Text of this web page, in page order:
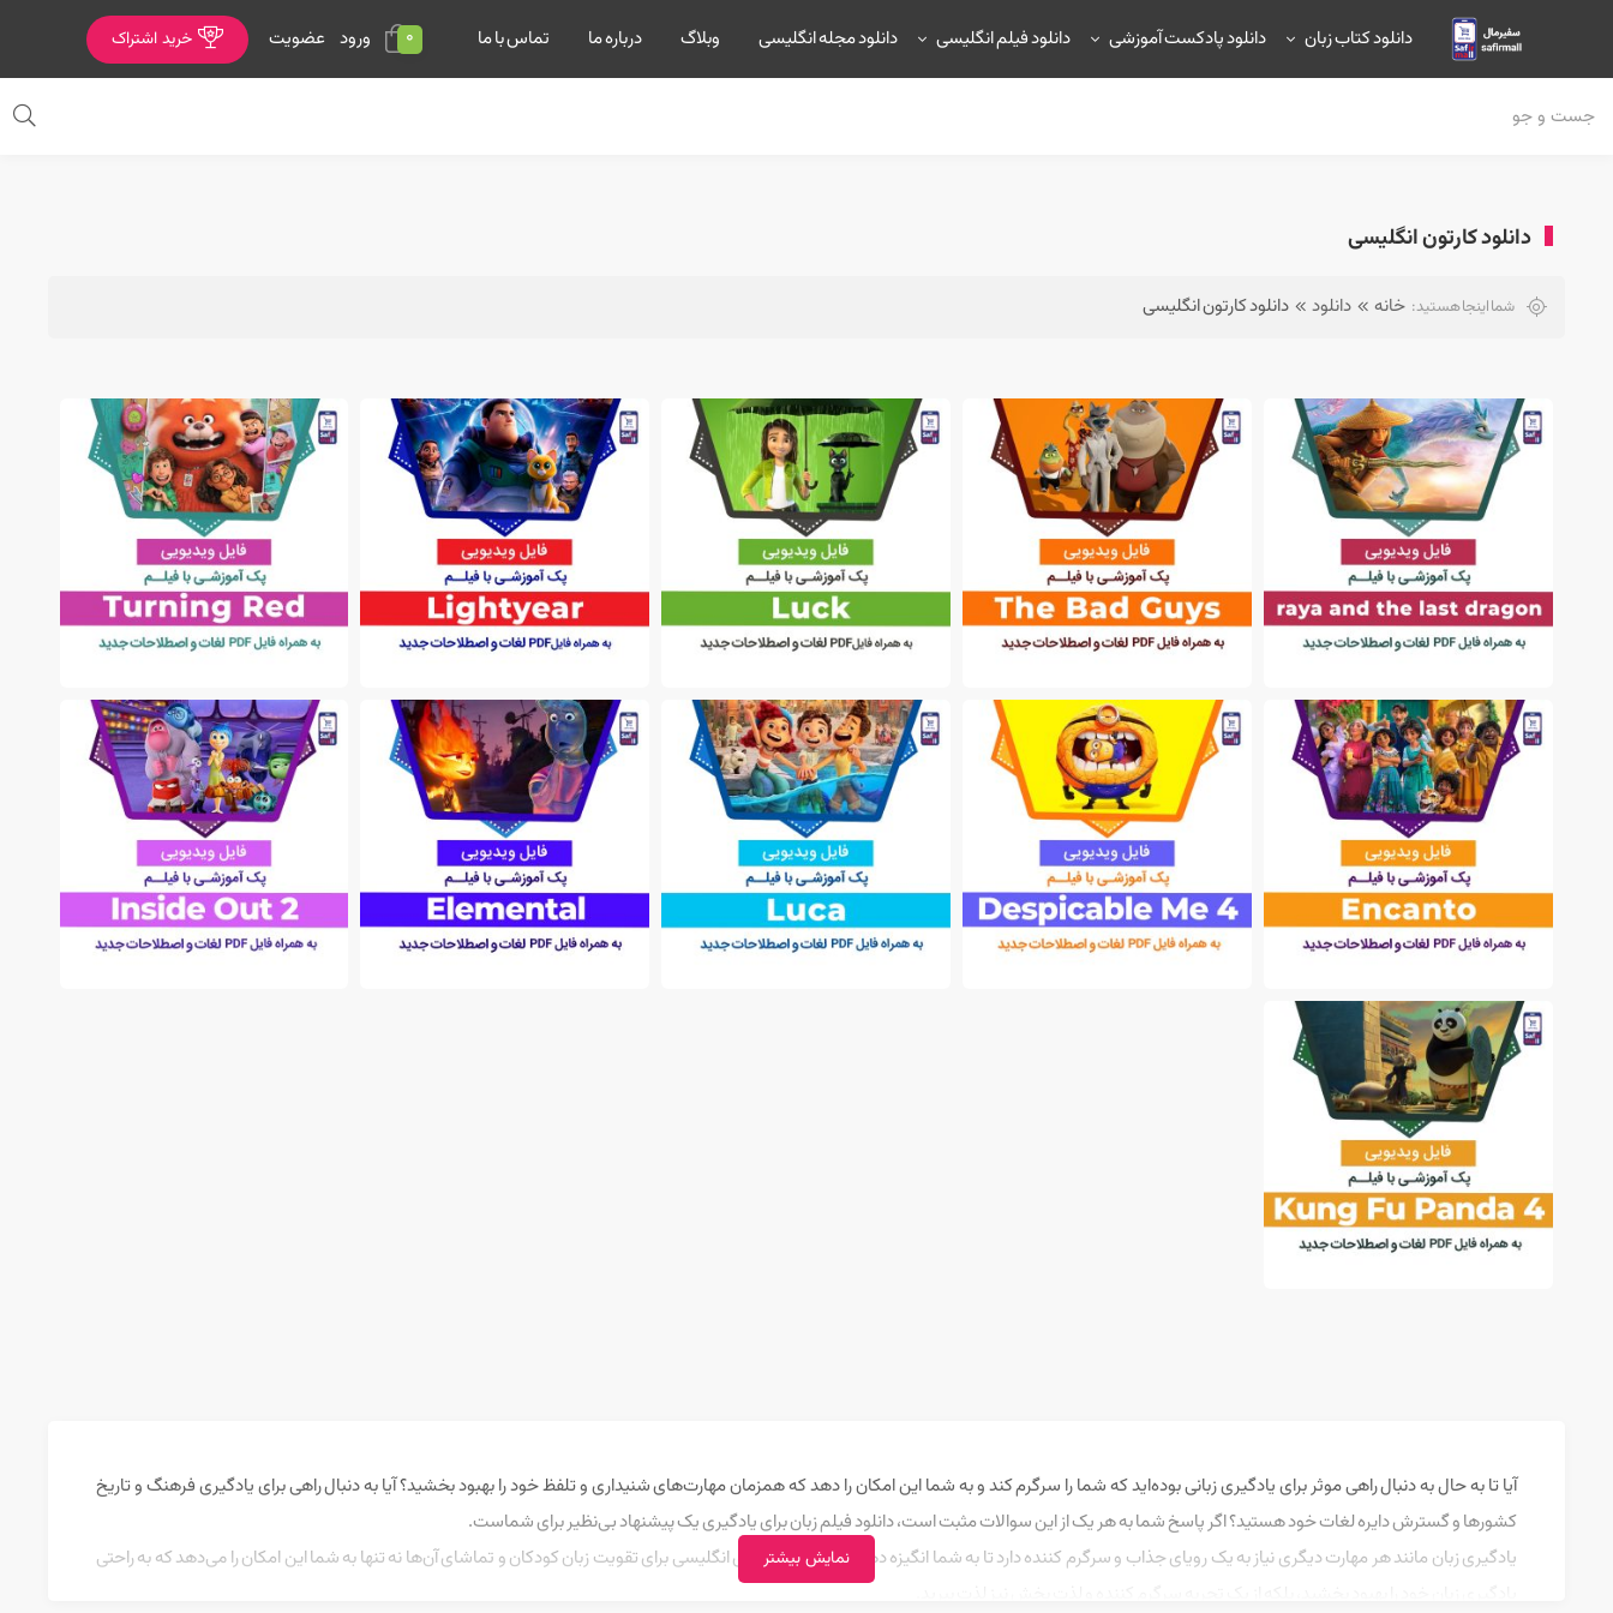
دانلود کتاب زبان دانلود پادکست آموزشی دانلود فیلم انگلیسی دانلود مجله انگلیسی وبلاگ درباره ما تماس با ما 0 ورود عضویت خرید اشتراک
دانلود کارتون انگلیسی
شما اینجا هستید: خانه دانلود دانلود کارتون انگلیسی
آیا تا به حال به دنبال راهی موثر برای یادگیری زبانی بوده‌اید که شما را سرگرم کند و به شما این امکان را دهد که همزمان مهارت‌های شنیداری و تلفظ خود را بهبود بخشید؟ آیا به دنبال راهی برای یادگیری فرهنگ و تاریخ
کشورها و گسترش دایره لغات خود هستید؟ اگر پاسخ شما به هر یک از این سوالات مثبت است، دانلود فیلم زبان برای یادگیری یک پیشنهاد بی‌نظیر برای شماست.
یادگیری زبان مانند هر مهارت دیگری نیاز به یک رویای جذاب و سرگرم کننده دارد تا به شما انگیزه دهد. دانلود کارتون‌‎های انگلیسی برای تقویت زبان کودکان و تماشای آن‌ها نه تنها به شما این امکان را می‌دهد که به راحتی نمایش بیشتر